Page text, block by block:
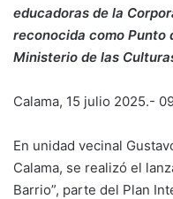
educadoras de la
reconocida como Punto
Ministerio de las
Calama, 15 julio 2025.-
En unidad vecinal
Calama, se realizó el
Barrio”, parte del Plan